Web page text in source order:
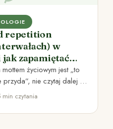
repetition
w
zapamiętać
życiowym jest „to
nie czytaj dalej :).
min czytania